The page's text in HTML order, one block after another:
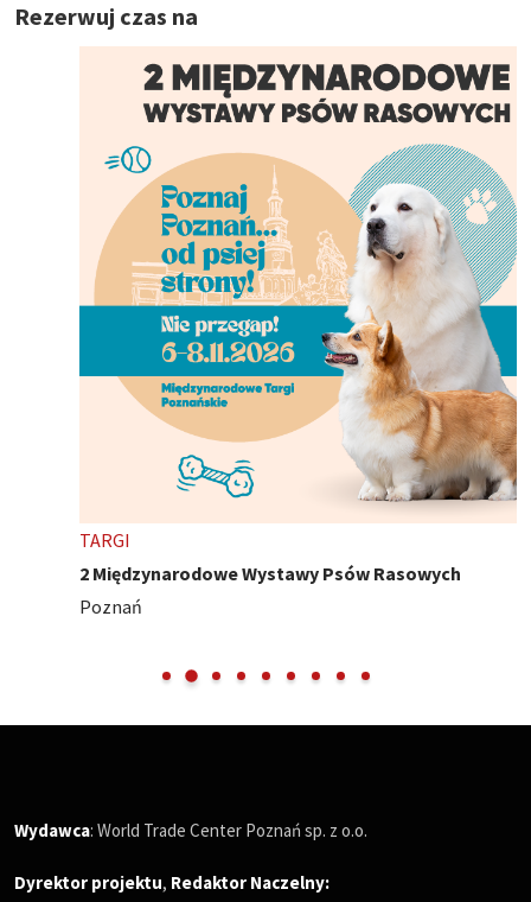
Rezerwuj czas na
2 Międzynarodowe Wystawy Psów Rasowych
Wydawca: World Trade Center Poznań sp. z o.o.
Dyrektor projektu, Redaktor Naczelny: